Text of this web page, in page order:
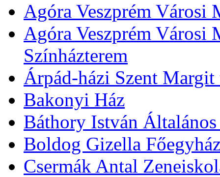
Agóra Veszprém Városi
Agóra Veszprém Városi
Színházterem
Árpád-házi Szent
Bakonyi Ház
Báthory István
Boldog Gizella
Csermák Antal